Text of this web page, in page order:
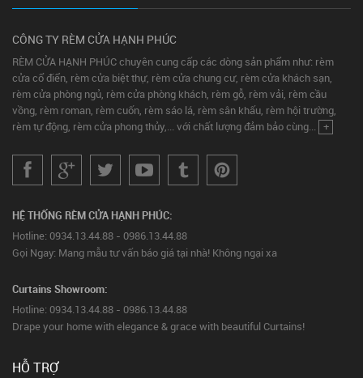
CÔNG TY RÈM CỬA HẠNH PHÚC
RÈM CỬA HẠNH PHÚC chuyên cung cấp các dòng sản phẩm như: rèm
cửa cổ điển, rèm cửa biệt thự, rèm cửa chung cư, rèm cửa khách sạn,
rèm cửa phòng ngủ, rèm cửa phòng khách, rèm gỗ, rèm vải, rèm cầu
vồng, rèm roman, rèm cuốn, rèm sáo lá, rèm sân khấu, rèm hội trường,
rèm tự động, rèm cửa phong thủy,... với chất lượng đảm bảo cùng... +
HỆ THỐNG RÈM CỬA HẠNH PHÚC:
Hotline: 0934.13.44.88 - 0986.13.44.88
Gọi Ngay: Mang mẫu tư vấn báo giá tại nhà! Không ngại xa
Curtains Showroom:
Hotline: 0934.13.44.88 - 0986.13.44.88
Drape your home with elegance & grace with beautiful Curtains!
HỖ TRỢ